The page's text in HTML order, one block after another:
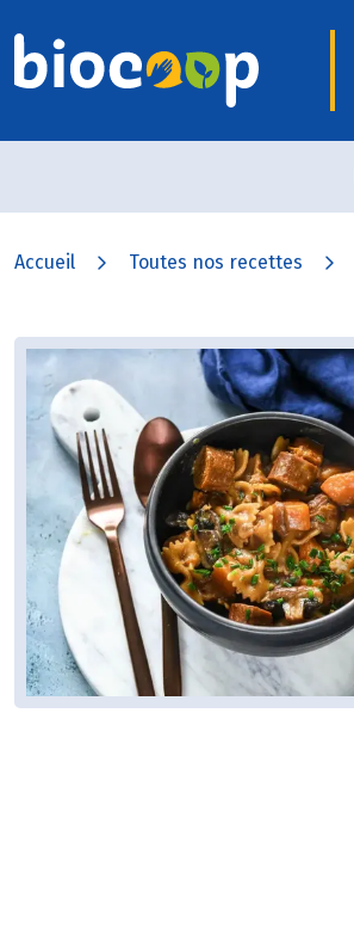
Accueil Toutes nos recettes